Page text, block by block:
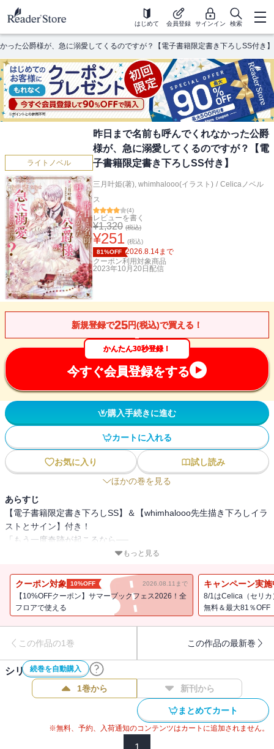
はじめて 会員登録 サインイン 検索
った公爵様が、急に溺愛してくるのですが？【電子書籍限定書き下ろしSS付き】
ライトノベル
昨日まで名前も呼んでくれなかった公爵
様が、急に溺愛してくるのですが？【電
子書籍限定書き下ろしSS付き】
三月叶姫(著), whimhalooo(イラスト) / Celicaノベル
ス
(4)
レビューを書く
¥1,320 (税込)
¥251 (税込)
81%OFF 2026.8.14まで
クーポン利用対象商品
2023年10月20日 配信
新規登録で25円(税込)で買える！
かんたん30秒登録！
今すぐ会員登録をする
購入手続きに進む
カートに入れる
お気に入り
試し読み
ほかの巻を見る
あらすじ
【電子書籍限定書き下ろしSS】＆【whimhalooo先生描き下ろしイラ
ストとサイン】付き！
「もう一度奇跡が起こるなら──
僕が必ず君を幸せにしてみせる」
やり直し溺愛ファンタジー開幕！
コミカライズ大好評連載中！
書き下ろし番外編＆コミカライズ1話冒頭を特別収録！
電子書籍限定書き下ろしSS「マリエーヌ、一日補佐官になる」
「どうしてこんなに愛してくれるの・・・・・・？」
マリエーヌを悩ませるのは、冷徹無慈悲な夫・アレクシア公爵の変
貌だ。屋敷に閉じ込められた孤独な結婚生活だったのに、突然プロ
もっと見る
クーポン対象 10%OFF 2026.08.11まで
【10%OFFクーポン】サマーブックフェス2026！全
フロアで使える
キャンペーン実施
8/1はCelica（セリ
無料＆最大81％OFF
この作品の1巻 この作品の最新巻
続巻を自動購入
シリーズ作品(4件)
1巻から 新刊から
まとめてカート
※無料、予約、入荷通知のコンテンツはカートに追加されません。